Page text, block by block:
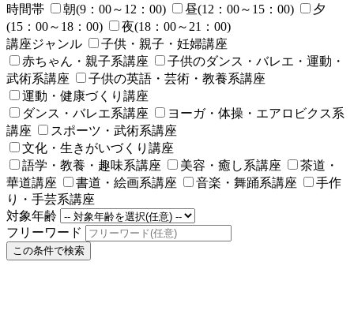
時間帯
朝(9：00～12：00) 昼(12：00～15：00)
夕
(15：00～18：00)
夜(18：00～21：00)
講座ジャンル
子供・親子・妊婦講座
赤ちゃん・親子系講座
子供のダンス・バレエ・運動・
武術系講座
子供の英語・芸術・教養系講座
運動・健康づくり講座
ダンス・バレエ系講座
ヨーガ・体操・エアロビクス系
講座
スポーツ・武術系講座
文化・生きがいづくり講座
語学・教養・趣味系講座
美容・癒し系講座
茶道・
華道講座
書道・絵画系講座 音楽・舞踊系講座
手作
り・手芸系講座
対象年齢
フリーワード